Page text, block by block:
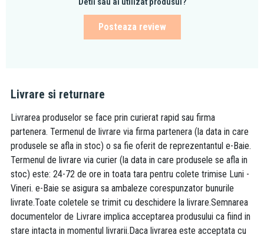
Posteaza review
Livrare si returnare
Livrarea produselor se face prin curierat rapid sau firma
partenera. Termenul de livrare via firma partenera (la data in care
produsele se afla in stoc) o sa fie oferit de reprezentantul e-Baie.
Termenul de livrare via curier (la data in care produsele se afla in
stoc) este: 24-72 de ore in toata tara pentru colete trimise Luni -
Vineri. e-Baie se asigura sa ambaleze corespunzator bunurile
livrate.Toate coletele se trimit cu deschidere la livrare.Semnarea
documentelor de Livrare implica acceptarea produsului ca fiind in
stare intacta in momentul livrarii.Daca livrarea este acceptata cu